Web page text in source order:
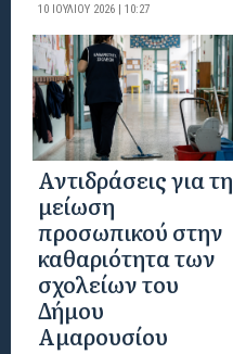
10 ΙΟΥΛΊΟΥ 2026 | 10:27
Αντιδράσεις για τη
μείωση
προσωπικού στην
καθαριότητα των
σχολείων του
Δήμου
Αμαρουσίου